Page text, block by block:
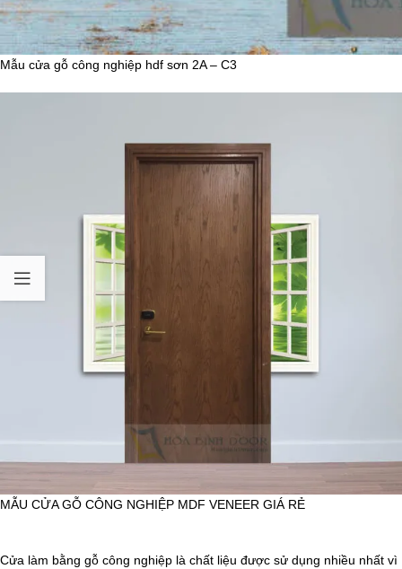
Mẫu cửa gỗ công nghiệp hdf sơn 2A – C3
MẪU CỬA GỖ CÔNG NGHIỆP MDF VENEER GIÁ RẺ
Cửa làm bằng gỗ công nghiệp là chất liệu được sử dụng nhiều nhất vì